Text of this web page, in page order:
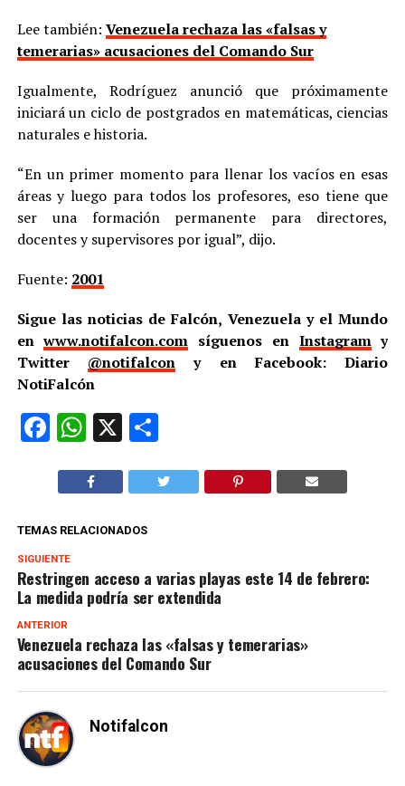
Lee también: Venezuela rechaza las «falsas y
temerarias» acusaciones del Comando Sur
Igualmente, Rodríguez anunció que próximamente
iniciará un ciclo de postgrados en matemáticas, ciencias
naturales e historia.
“En un primer momento para llenar los vacíos en esas
áreas y luego para todos los profesores, eso tiene que
ser una formación permanente para directores,
docentes y supervisores por igual”, dijo.
Fuente: 2001
Sigue las noticias de Falcón, Venezuela y el Mundo
enwww.notifalcon.com síguenos en Instagramy
Twitter @notifalcon y en Facebook: Diario
NotiFalcón
Facebook
WhatsApp
X Compartir
TEMAS RELACIONADOS
SIGUIENTE
Restringen acceso a varias playas este 14 de febrero:
La medida podría ser extendida
ANTERIOR
Venezuela rechaza las «falsas y temerarias»
acusaciones del Comando Sur
Notifalcon